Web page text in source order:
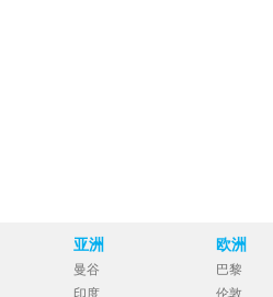
亚洲
曼谷
印度
欧洲
巴黎
伦敦